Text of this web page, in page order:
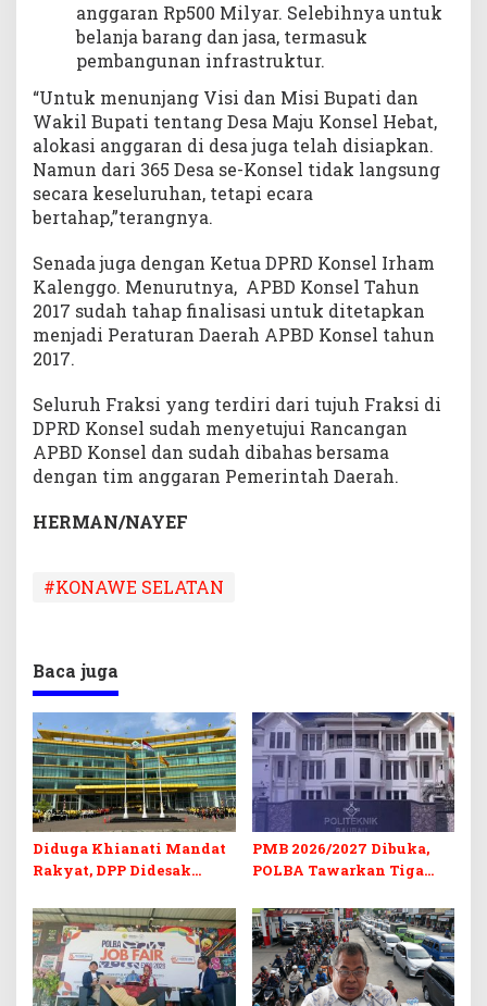
anggaran Rp500 Milyar. Selebihnya untuk
belanja barang dan jasa, termasuk
pembangunan infrastruktur.
“Untuk menunjang Visi dan Misi Bupati dan
Wakil Bupati tentang Desa Maju Konsel Hebat,
alokasi anggaran di desa juga telah disiapkan.
Namun dari 365 Desa se-Konsel tidak langsung
secara keseluruhan, tetapi ecara
bertahap,”terangnya.
Senada juga dengan Ketua DPRD Konsel Irham
Kalenggo. Menurutnya, APBD Konsel Tahun
2017 sudah tahap finalisasi untuk ditetapkan
menjadi Peraturan Daerah APBD Konsel tahun
2017.
Seluruh Fraksi yang terdiri dari tujuh Fraksi di
DPRD Konsel sudah menyetujui Rancangan
APBD Konsel dan sudah dibahas bersama
dengan tim anggaran Pemerintah Daerah.
HERMAN/NAYEF
#KONAWE SELATAN
Baca juga
Diduga Khianati Mandat
Rakyat, DPP Didesak
Morowali
PMB 2026/2027 Dibuka,
POLBA Tawarkan Tiga
Kuliah Gratis